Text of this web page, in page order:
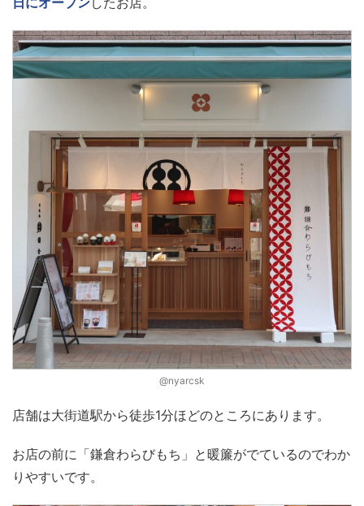
@nyarcsk
店舗は大街道駅から徒歩1分ほどのところにあります。
お店の前に「鎌倉わらびもち」と暖簾がでているのでわか
りやすいです。